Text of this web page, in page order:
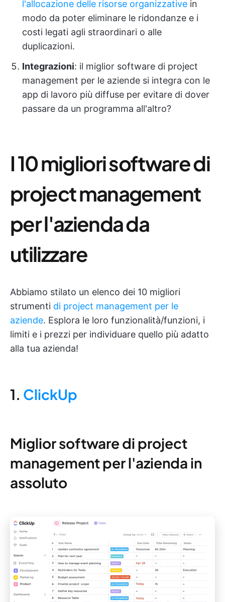
l'allocazione delle risorse organizzative in
modo da poter eliminare le ridondanze e i
costi legati agli straordinari o alle
duplicazioni.
Integrazioni: il miglior software di project
management per le aziende si integra con le
app di lavoro più diffuse per evitare di dover
passare da un programma all'altro?
I 10 migliori software di
project management
per l'azienda da
utilizzare
Abbiamo stilato un elenco dei 10 migliori
strumenti di project management per le
aziende. Esplora le loro funzionalità/funzioni, i
limiti e i prezzi per individuare quello più adatto
alla tua azienda!
1. ClickUp
Miglior software di project
management per l'azienda in
assoluto